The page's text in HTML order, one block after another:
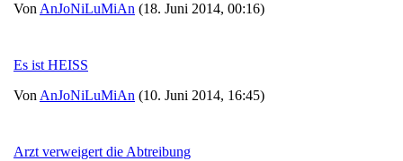
Von AnJoNiLuMiAn (18. Juni 2014, 00:16)
Es ist HEISS
Von AnJoNiLuMiAn (10. Juni 2014, 16:45)
Arzt verweigert die Abtreibung